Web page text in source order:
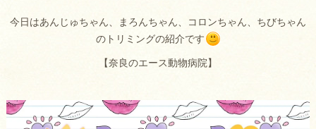
今日はあんじゅちゃん、まろんちゃん、コロンちゃん、ちびちゃん
のトリミングの紹介です
【奈良のエース動物病院】